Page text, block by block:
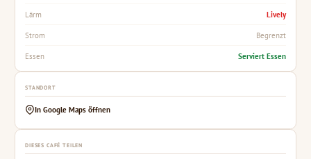
Lärm Lively
Strom Begrenzt
Essen Serviert Essen
STANDORT
In Google Maps öffnen
DIESES CAFÉ TEILEN